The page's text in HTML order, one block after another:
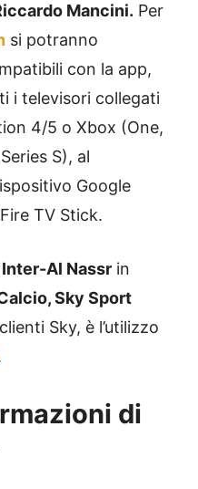
Mancini. Per
si potranno
con la app,
i televisori collegati
4/5 o Xbox (One,
S), al
Google
TV Stick.
Inter-Al Nassr in
Sky Sport
Sky, è l’utilizzo
di